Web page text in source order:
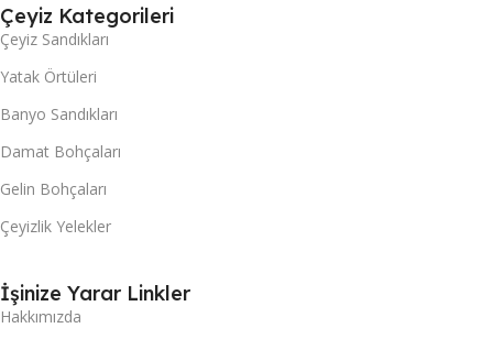
Çeyiz Kategorileri
Çeyiz Sandıkları
Yatak Örtüleri
Banyo Sandıkları
Damat Bohçaları
Gelin Bohçaları
Çeyizlik Yelekler
İşinize Yarar Linkler
Hakkımızda